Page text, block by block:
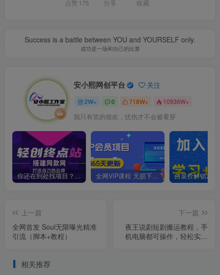
点赞 175 分享 收藏
Success is a battle between YOU and YOURSELF only.
成功是一场和自己的比赛
安小熙网创平台 关注
2W+ 0 718W+ 10936W+
我只有笑的很欢，忧伤才不会被看穿
你还在到处找项目？还在当韭菜？我靠卖项目一个月收入5万+，曾经我也是个失败者。 全网VIP课程 无损下载~
上一篇
全网首发 Soul无限曝光精准
引流（脚本+教程）
下一篇
夜王说剧短剧搬运教程，手
机电脑都可操作，轻松实现
相关推荐